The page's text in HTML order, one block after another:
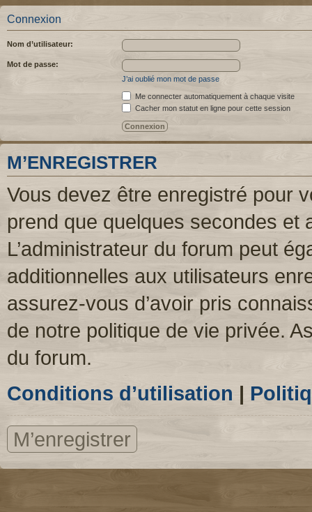
Connexion
Nom d’utilisateur:
Mot de passe:
J’ai oublié mon mot de passe
Me connecter automatiquement à chaque visite
Cacher mon statut en ligne pour cette session
M’ENREGISTRER
Vous devez être enregistré pour
prend que quelques secondes et
L’administrateur du forum peut
additionnelles aux utilisateurs
assurez-vous d’avoir pris
de notre politique de vie privée.
du forum.
Conditions d’utilisation |
M’enregistrer